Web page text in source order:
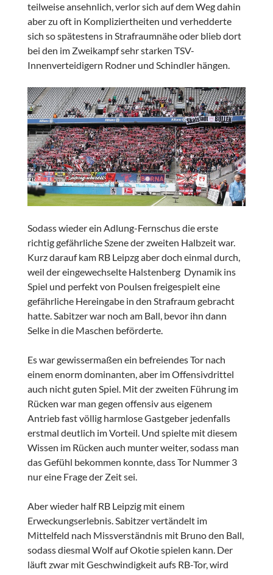
teilweise ansehnlich, verlor sich auf dem Weg dahin
aber zu oft in Kompliziertheiten und verhedderte
sich so spätestens in Strafraumnähe oder blieb dort
bei den im Zweikampf sehr starken TSV-
Innenverteidigern Rodner und Schindler hängen.
Sodass wieder ein Adlung-Fernschus die erste
richtig gefährliche Szene der zweiten Halbzeit war.
Kurz darauf kam RB Leipzg aber doch einmal durch,
weil der eingewechselte Halstenberg Dynamik ins
Spiel und perfekt von Poulsen freigespielt eine
gefährliche Hereingabe in den Strafraum gebracht
hatte. Sabitzer war noch am Ball, bevor ihn dann
Selke in die Maschen beförderte.
Es war gewissermaßen ein befreiendes Tor nach
einem enorm dominanten, aber im Offensivdrittel
auch nicht guten Spiel. Mit der zweiten Führung im
Rücken war man gegen offensiv aus eigenem
Antrieb fast völlig harmlose Gastgeber jedenfalls
erstmal deutlich im Vorteil. Und spielte mit diesem
Wissen im Rücken auch munter weiter, sodass man
das Gefühl bekommen konnte, dass Tor Nummer 3
nur eine Frage der Zeit sei.
Aber wieder half RB Leipzig mit einem
Erweckungserlebnis. Sabitzer vertändelt im
Mittelfeld nach Missverständnis mit Bruno den Ball,
sodass diesmal Wolf auf Okotie spielen kann. Der
läuft zwar mit Geschwindigkeit aufs RB-Tor, wird